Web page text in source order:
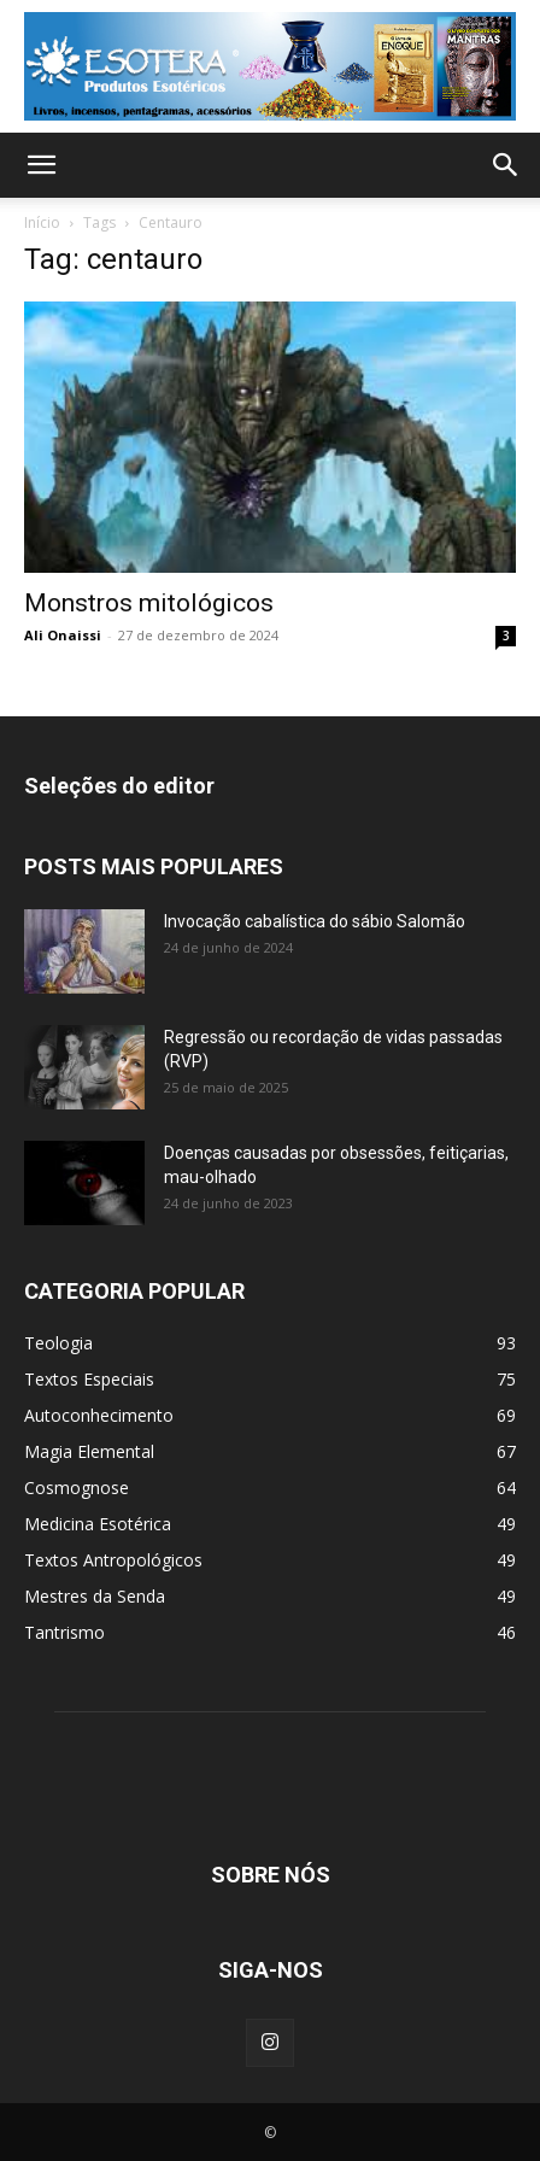
Início Tags Centauro
Tag: centauro
Monstros mitológicos
Ali Onaissi - 27 de dezembro de 2024 3
Seleções do editor
POSTS MAIS POPULARES
Invocação cabalística do sábio Salomão
24 de junho de 2024
Regressão ou recordação de vidas passadas
(RVP)
25 de maio de 2025
Doenças causadas por obsessões, feitiçarias,
mau-olhado
24 de junho de 2023
CATEGORIA POPULAR
Teologia
93
Textos Especiais
75
Autoconhecimento
69
Magia Elemental
67
Cosmognose
64
Medicina Esotérica
49
Textos Antropológicos
49
Mestres da Senda
49
Tantrismo
46
SOBRE NÓS
SIGA-NOS
©